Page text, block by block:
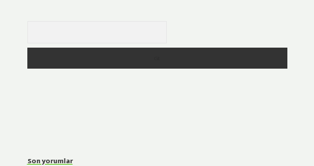
Son yorumlar